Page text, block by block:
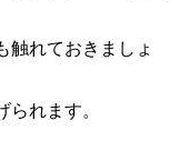
触れておきましょ
れます。